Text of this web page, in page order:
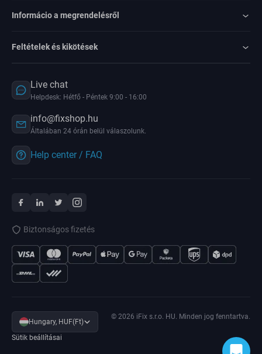
Informácio a megrendelésről
Feltételek és kikötések
Live chat
Helpdesk: Hétfő - Péntek 9:00 - 16:00
info@fixshop.hu
Általában 24 órán belül válaszolunk.
Help center / FAQ
Biztonságos fizetés
Hungary, HUF(Ft)
Sütik beállításai
© 2026 iFix s.r.o. HU. Minden jog fenntartva.